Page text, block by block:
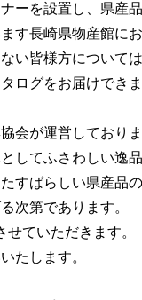
ーを設置し、県産
す長崎県物産館に
い皆様方について
ログをお届けでき
会が運営しており
してふさわしい逸
すばらしい県産品
次第であります。
ていただきます。
たします。